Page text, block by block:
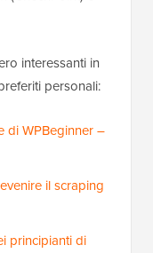
interessanti in
personali:
di WPBeginner –
il scraping
principianti di